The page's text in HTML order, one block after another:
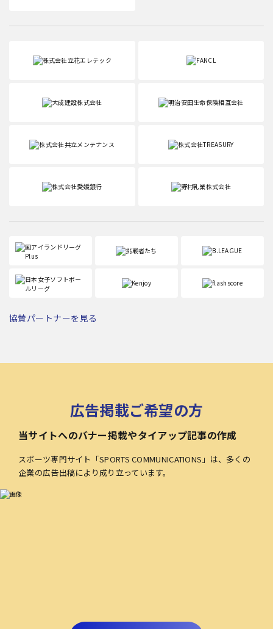
協賛パートナーを見る
広告掲載ご希望の方
当サイトへのバナー掲載やタイアップ記事の作成
スポーツ専門サイト「SPORTS COMMUNICATIONS」は、多くの
企業の広告出稿により成り立っています。